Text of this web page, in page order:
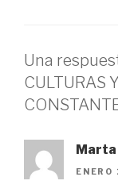
Una
CULTURAS
Marta